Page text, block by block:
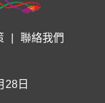
聯絡我們
28日